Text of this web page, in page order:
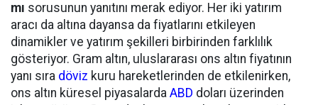
mı sorusunun yanıtını merak ediyor. Her iki yatırım
aracı da altına dayansa da fiyatlarını etkileyen
dinamikler ve yatırım şekilleri birbirinden farklılık
gösteriyor. Gram altın, uluslararası ons altın fiyatının
yanı sıra döviz kuru hareketlerinden de etkilenirken,
ons altın küresel piyasalarda ABD doları üzerinden